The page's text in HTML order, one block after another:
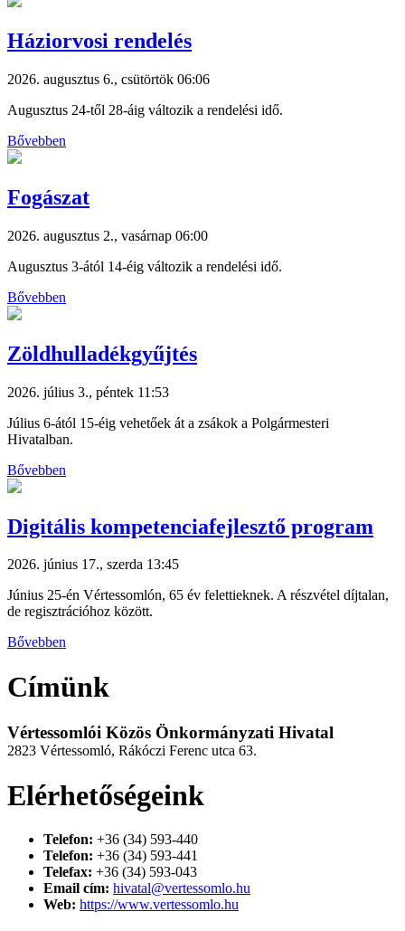
Háziorvosi rendelés
2026. augusztus 6., csütörtök 06:06
Augusztus 24-től 28-áig változik a rendelési idő.
Bővebben
Fogászat
2026. augusztus 2., vasárnap 06:00
Augusztus 3-ától 14-éig változik a rendelési idő.
Bővebben
Zöldhulladékgyűjtés
2026. július 3., péntek 11:53
Július 6-ától 15-éig vehetőek át a zsákok a Polgármesteri
Hivatalban.
Bővebben
Digitális kompetenciafejlesztő program
2026. június 17., szerda 13:45
Június 25-én Vértessomlón, 65 év felettieknek. A részvétel díjtalan,
de regisztrációhoz között.
Bővebben
Címünk
Vértessomlói Közös Önkormányzati Hivatal
2823 Vértessomló, Rákóczi Ferenc utca 63.
Elérhetőségeink
Telefon: +36 (34) 593-440
Telefon: +36 (34) 593-441
Telefax: +36 (34) 593-043
Email cím: hivatal@vertessomlo.hu
Web: https://www.vertessomlo.hu